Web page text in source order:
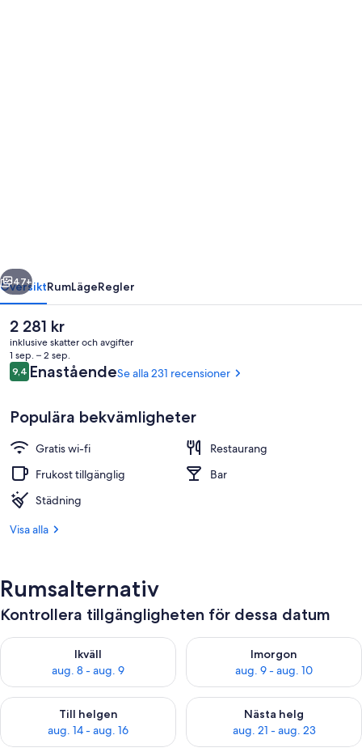
Boendets fasad
Nästa
47+
ÖversiktRumLägeRegler
Det
nuvarande
priset
är
2 281 kr
2 281 kr
inklusive skatter och avgifter
1 sep. – 2 sep.
Recensioner
9,49,4 av 10,
EnaståendeSe alla 231 recensioner
Populära bekvämligheter
Gratis wi-fi
Restaurang
Frukost tillgänglig
Bar
Städning
Visa alla
Rumsalternativ
Kontrollera tillgängligheten för dessa datum
Ikväll
aug. 8 - aug. 9
Kontrollera tillgängligheten för ikväll aug. 8 - aug. 9
Imorgon
aug. 9 - aug. 10
Kontrollera tillgängligheten
Till helgen
aug. 14 - aug. 16
Kontrollera tillgängligheten för den här helgen aug. 14 - aug.
Nästa helg
aug. 21 - aug. 23
Kontrollera tillgängligheten